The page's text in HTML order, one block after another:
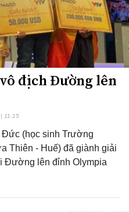
địch Đường lên
11:15
Đức (học sinh Trường
Thiên - Huế) đã giành giải
Đường lên đỉnh Olympia